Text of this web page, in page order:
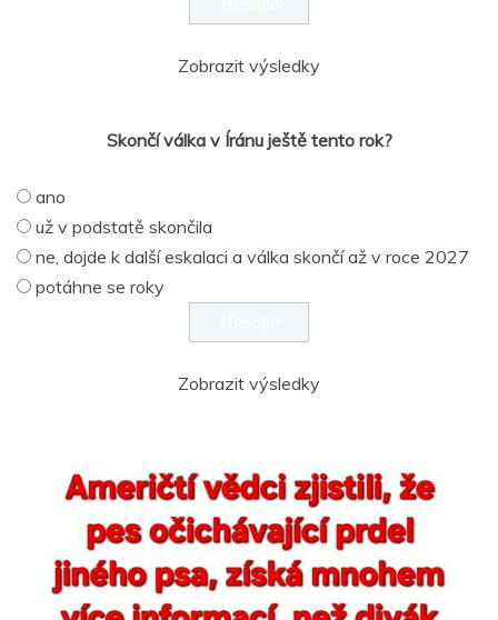
Zobrazit výsledky
Skončí válka v Íránu ještě tento rok?
ano
už v podstatě skončila
ne, dojde k další eskalaci a válka skončí až v roce 2027
potáhne se roky
Zobrazit výsledky